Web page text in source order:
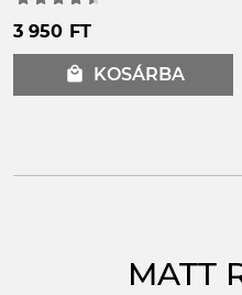
3 950 FT
local_mall KOSÁRBA
MATT